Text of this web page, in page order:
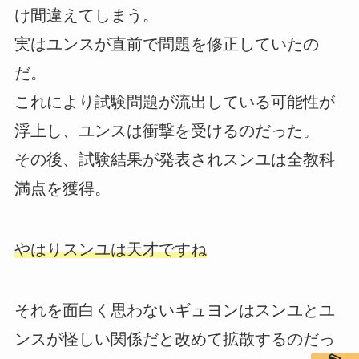
け間違えてしまう。
実はユンスが直前で問題を修正していたの
だ。
これにより試験問題が流出している可能性が
浮上し、ユンスは衝撃を受けるのだった。
その後、試験結果が発表されスンユは全教科
満点を獲得。
やはりスンユは天才ですね
それを面白く思わないギュヨンはスンユとユ
ンスが怪しい関係だと改めて拡散するのだっ